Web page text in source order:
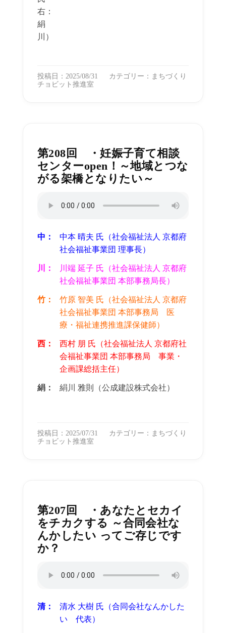
右：
絹
川）
投稿日：2025/08/31 カテゴリー： まちづくり
チョビット推進室
第208回 ・妊娠子育て相談
センターopen！～地域とつな
がる架橋となりたい～
中：
中本 晴夫 氏（社会福祉法人 京都府
社会福祉事業団 理事長）
川：
川端 延子 氏（社会福祉法人 京都府
社会福祉事業団 本部事務局長）
竹：
竹原 智美 氏（社会福祉法人 京都府
社会福祉事業団 本部事務局 医
療・福祉連携推進課保健師）
西：
西村 朋 氏（社会福祉法人 京都府社
会福祉事業団 本部事務局 事業・
企画課総括主任）
絹： 絹川 雅則（公成建設株式会社）
投稿日：2025/07/31 カテゴリー： まちづくり
チョビット推進室
第207回 ・あなたとセカイ
をチカクする ～合同会社な
んかしたい ってご存じです
か？
清：
清水 大樹 氏（合同会社なんかした
い 代表）